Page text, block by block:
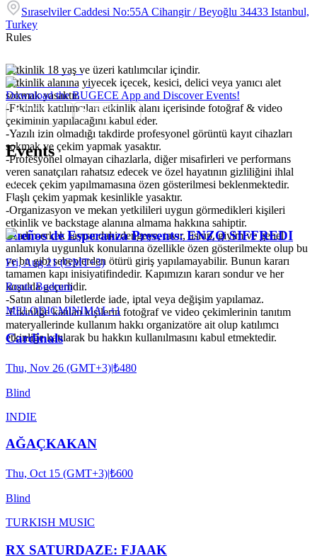
Sıraselviler Caddesi No:55A Cihangir / Beyoğlu 34433 Istanbul,
Turkey
Rules
-Etkinlik 18 yaş ve üzeri katılımcılar içindir.
-Etkinlik alanına yiyecek içecek, kesici, delici veya yanıcı alet
sokmak yasaktır.
-Etkinlik katılımcıları etkinlik alanı içerisinde fotoğraf & video
çekiminin yapılacağını kabul eder.
-Yazılı izin olmadığı takdirde profesyonel görüntü kayıt cihazları
sokmak ve çekim yapmak yasaktır.
-Profesyonel olmayan cihazlarla, diğer misafirleri ve performans
veren sanatçıları rahatsız edecek ve özel hayatının gizliliğini ihlal
edecek çekim yapılmamasına özen gösterilmesi beklenmektedir.
Flaşlı çekim yapmak kesinlikle yasaktır.
-Organizasyon ve mekan yetkilileri uygun görmedikleri kişileri
etkinlik ve backstage alanına almama hakkına sahiptir.
-Kadın-erkek sayısındaki dengeye, tavır, üslup, giyim ve genel
anlamıyla uygunluk konularına özellikle özen gösterilmekte olup bu
ve bu gibi sebeplerden ötürü giriş yapılamayabilir. Bunun kararı
tamamen kapı inisiyatifindedir. Kapımızın kararı sondur ve her
koşulda geçerlidir.
-Satın alınan biletlerde iade, iptal veya değişim yapılamaz.
-Etkinliğe katılan kişilerin fotoğraf ve video çekimlerinin tanıtım
materyallerinde kullanım hakkı organizatöre ait olup katılımcı
etkinliğe katılarak bu hakkın kullanılmasını kabul etmektedir.
Download the BUGECE App and Discover Events!
Events
Sueños de Esperanza Presents: ENZO SIFFREDI
Fri, Aug 21 (GMT+3)
Roota Bodrum
MELODICMINIMAL+1
Cardinals
Thu, Nov 26 (GMT+3)|₺480
Blind
INDIE
AĞAÇKAKAN
Thu, Oct 15 (GMT+3)|₺600
Blind
TURKISH MUSIC
RX SATURDAZE: FJAAK